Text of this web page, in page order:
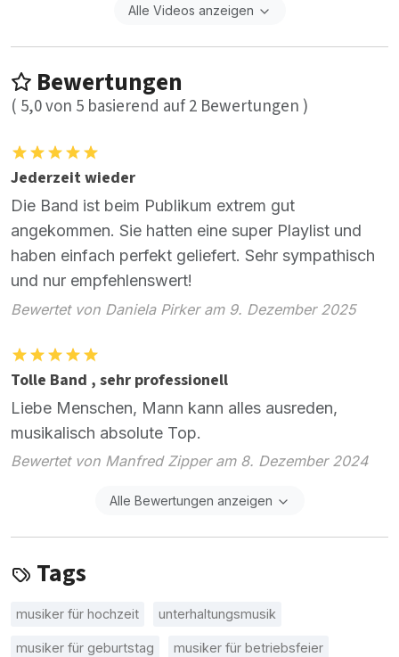
Alle Videos anzeigen
Bewertungen
( 5,0von 5 basierend auf2 Bewertungen )
Jederzeit wieder
Die Band ist beim Publikum extrem gut
angekommen. Sie hatten eine super Playlist und
haben einfach perfekt geliefert. Sehr sympathisch
und nur empfehlenswert!
Bewertet von Daniela Pirker am 9. Dezember 2025
Tolle Band , sehr professionell
Liebe Menschen, Mann kann alles ausreden,
musikalisch absolute Top.
Bewertet von Manfred Zipper am 8. Dezember 2024
Alle Bewertungen anzeigen
Tags
musiker für hochzeit unterhaltungsmusik
musiker für geburtstag musiker für betriebsfeier